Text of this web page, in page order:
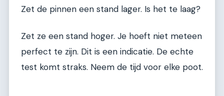
Zet de pinnen een stand lager. Is het te laag?
Zet ze een stand hoger. Je hoeft niet meteen
perfect te zijn. Dit is een indicatie. De echte
test komt straks. Neem de tijd voor elke poot.